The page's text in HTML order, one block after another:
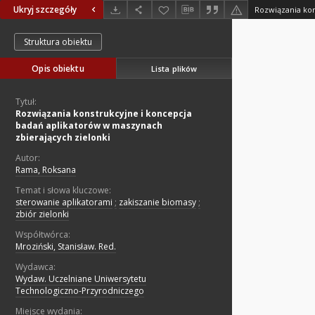
Ukryj szczegóły
Struktura obiektu
Opis obiektu Lista plików
Tytuł:
Rozwiązania konstrukcyjne i koncepcja
badań aplikatorów w maszynach
zbierających zielonki
Autor:
Rama, Roksana
Temat i słowa kluczowe:
sterowanie aplikatorami ; zakiszanie biomasy ;
zbiór zielonki
Współtwórca:
Mroziński, Stanisław. Red.
Wydawca:
Wydaw. Uczelniane Uniwersytetu
Technologiczno-Przyrodniczego
Miejsce wydania: